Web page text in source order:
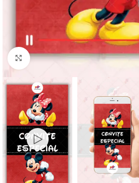
Clique para ampliar